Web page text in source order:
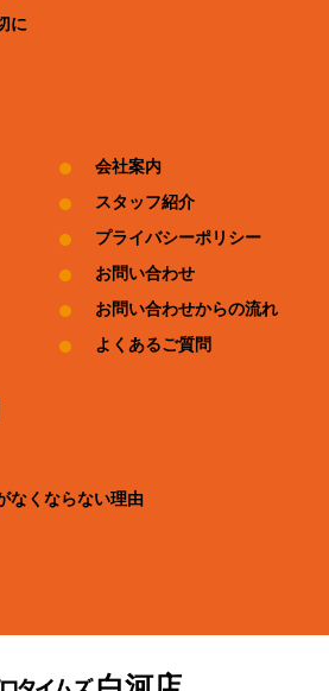
に
会社案内
スタッフ紹介
プライバシーポリシー
お問い合わせ
お問い合わせからの流れ
よくあるご質問
なくならない理由